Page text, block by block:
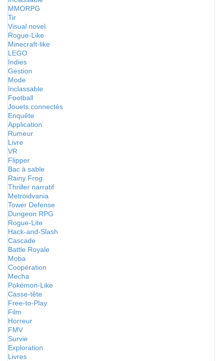
MMORPG
Tir
Visual novel
Rogue-Like
Minecraft-like
LEGO
Indies
Gestion
Mode
Inclassable
Football
Jouets connectés
Enquête
Application
Rumeur
Livre
VR
Flipper
Bac à sable
Rainy Frog
Thriller narratif
Metroidvania
Tower Defense
Dungeon RPG
Rogue-Lite
Hack-and-Slash
Cascade
Battle Royale
Moba
Coopération
Mecha
Pokémon-Like
Casse-tête
Free-to-Play
Film
Horreur
FMV
Survie
Exploration
Livres